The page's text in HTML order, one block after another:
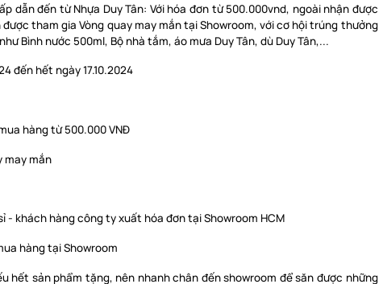
dẫn đến từ Nhựa Duy Tân: Với hóa đơn từ 500.000vnd, ngoài nhận được
tham gia Vòng quay may mắn tại Showroom, với cơ hội trúng thưởng
Bình nước 500ml, Bộ nhà tắm, áo mưa Duy Tân, dù Duy Tân,...
đến hết ngày 17.10.2024
hàng từ 500.000 VNĐ
may mắn
- khách hàng công ty xuất hóa đơn tại Showroom HCM
hàng tại Showroom
hết sản phẩm tặng, nên nhanh chân đến showroom để săn được những